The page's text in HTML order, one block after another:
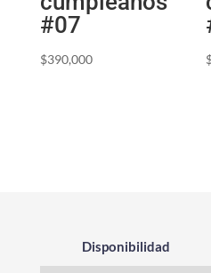
#07
$390,000
Disponibilidad